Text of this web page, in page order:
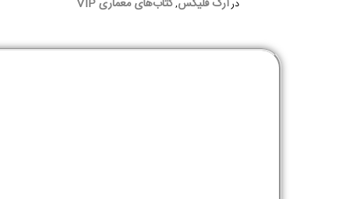
درآرک فلیکس,کتاب‌های معماری VIP